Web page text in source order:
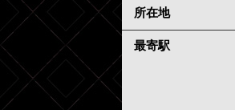
所在地
最寄駅